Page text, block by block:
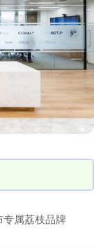
属荔枝品牌